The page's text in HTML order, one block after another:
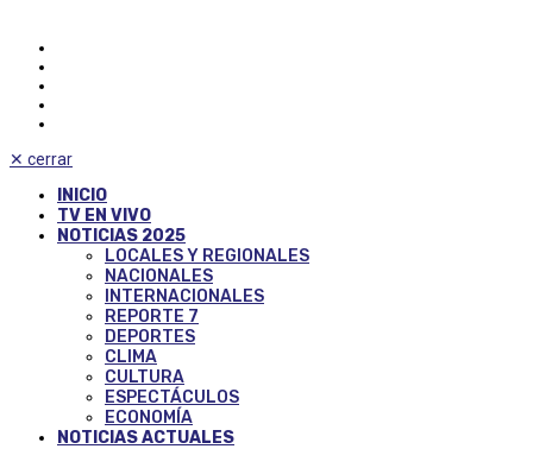
✕ cerrar
INICIO
TV EN VIVO
NOTICIAS 2025
LOCALES Y REGIONALES
NACIONALES
INTERNACIONALES
REPORTE 7
DEPORTES
CLIMA
CULTURA
ESPECTÁCULOS
ECONOMÍA
NOTICIAS ACTUALES